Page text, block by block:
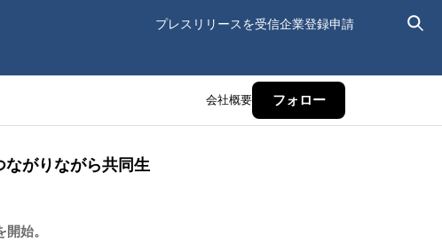
プレスリリースを受信企業登録申請
会社概要 フォロー
がりながら共同生
始。